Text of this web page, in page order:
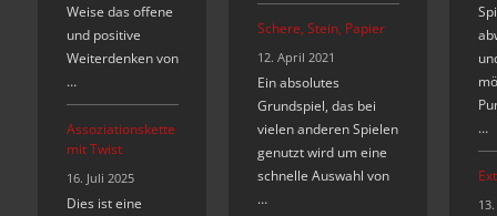
Weise das offene
und positive
Weiterdenken von
…
Assoziationskette
mit Twist
16. Juli 2025
Dies ist eine
Schere, Stein, Papier
12. April 2021
Ein absolutes
Grundspiel, das bei
vielen anderen Spielen
genutzt wird um eine
schnelle Auswahl von
…
…